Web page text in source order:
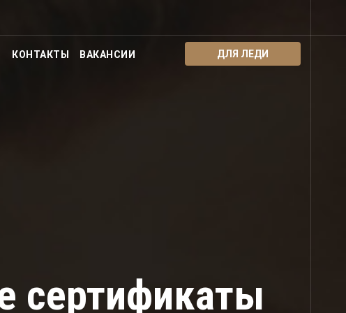
КОНТАКТЫ
сертификаты
ДЛЯ ЛЕДИ
ВАКАНСИИ